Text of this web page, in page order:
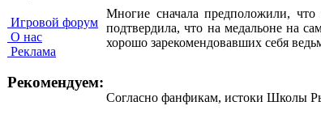
Игровой форум
О нас
Реклама
Рекомендуем:
Многие сначала предположили,
подтвердила, что на медальоне на
хорошо зарекомендовавших себя
Согласно фанфикам, истоки Школы